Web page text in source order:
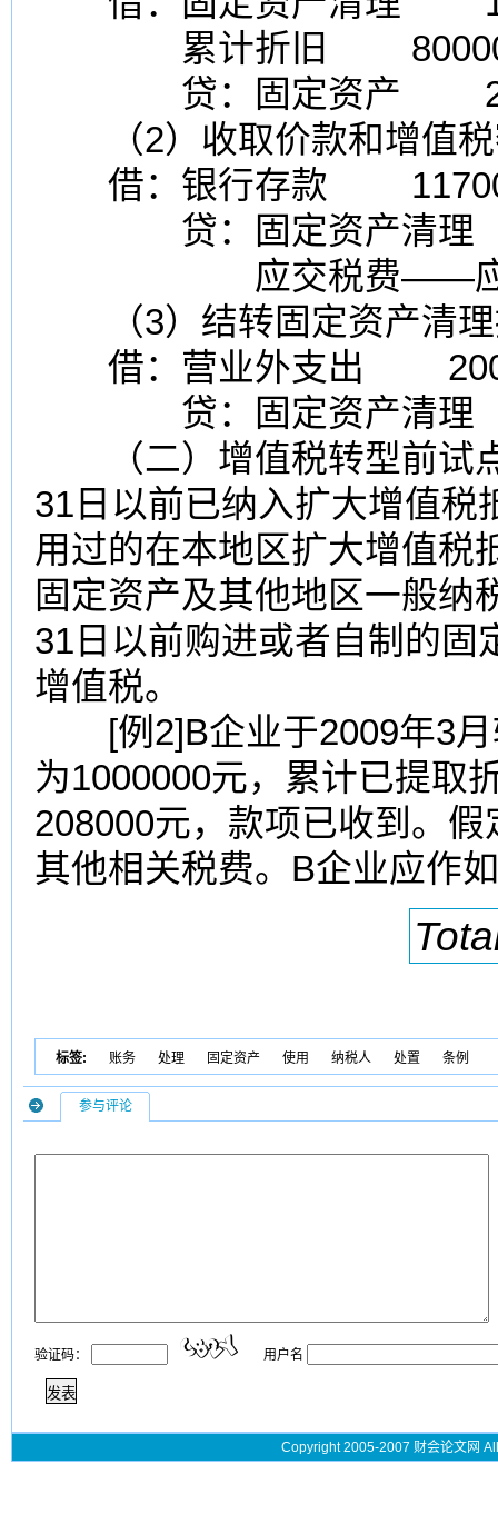
累计折旧
贷：固定资产
（2）收取价款和增值
借： 银行存款
贷：固定资产清理
应交税费——
（3）结转固定资产清理
借： 营业外支出
贷：固定资产清
（二）增值税转型前试
31日以前已纳入扩大增值税
用过的在本地区扩大增值税
固定资产及其他地区一般纳
31日以前购进或者自制的固
增值税。
[例2]B企业于2009年3月
为1000000元，累计已提取
208000元，款项已收到。
其他相关税费。B企业应作
标签: 账务 处理 固定资产 使用 纳税人 处置 条例
参与评论
验证码： 用户名
Copyright 2005-2007 财会论文网